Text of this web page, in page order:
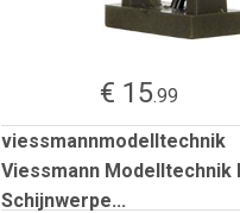
€ 15.99
viessmannmodelltechnik
Viessmann Modelltechnik
Schijnwerpe...